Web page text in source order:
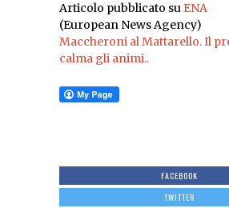
Articolo pubblicato su ENA
(European News Agency)
Maccheroni al Mattarello. Il
calma gli animi..
FACEBOOK
TWITTER